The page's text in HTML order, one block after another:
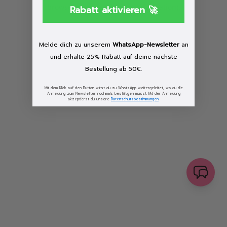
browser console for more information)
Rabatt aktivieren 🚀
Melde dich zu unserem WhatsApp-Newsletteran
und erhalte 25% Rabatt auf deine nächste
Bestellung ab 50€.
Mit dem Klick auf den Button wirst du zu WhatsApp weitergeleitet, wo du die
Anmeldung zum Newsletter nochmals bestätigen musst. Mit der Anmeldung
akzeptierst du unsere Datenschutzbestimmungen.